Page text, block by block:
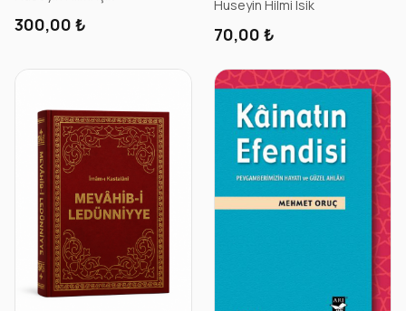
300,00 ₺
Huseyin Hilmi Isik
70,00 ₺